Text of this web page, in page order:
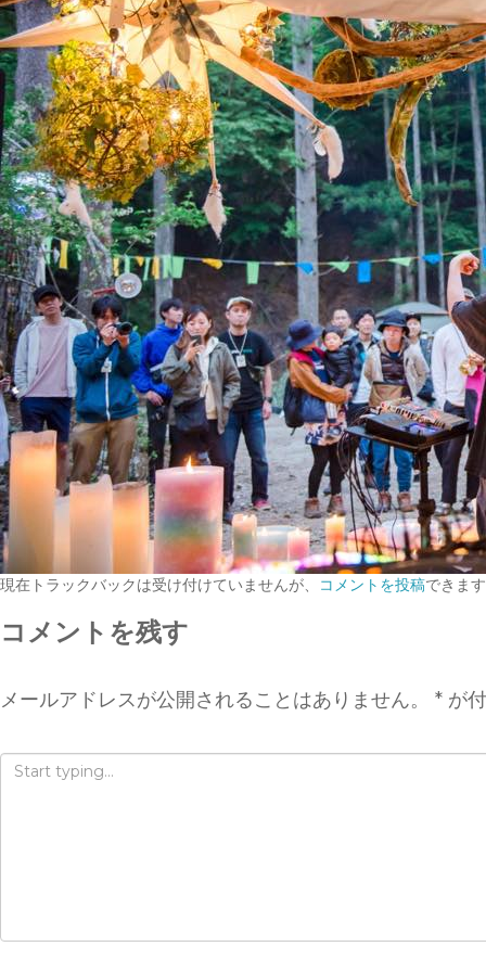
現在トラックバックは受け付けていませんが、 コメントを投稿できます
コメントを残す
メールアドレスが公開されることはありません。 * が